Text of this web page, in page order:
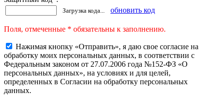
Загрузка кода... обновить код
Поля, отмеченные * обязательны к заполнению.
Нажимая кнопку «Отправить», я даю свое согласие на
обработку моих персональных данных, в соответствии с
Федеральным законом от 27.07.2006 года №152-ФЗ «О
персональных данных», на условиях и для целей,
определенных в Согласии на обработку персональных
данных.